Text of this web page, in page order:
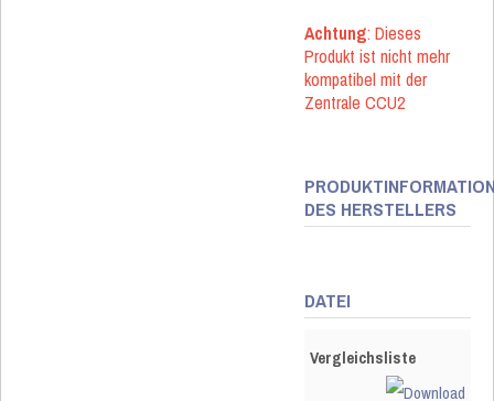
Achtung: Dieses
Produkt ist nicht mehr
kompatibel mit der
Zentrale CCU2
DES HERSTELLERS
DATEI
Vergleichsliste